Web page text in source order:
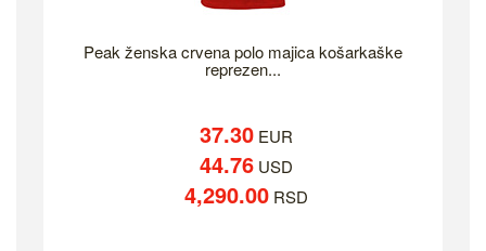
Peak ženska crvena polo majica košarkaške
reprezen...
37.30EUR
44.76USD
4,290.00RSD